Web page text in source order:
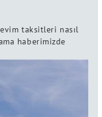
taksitleri nasıl
haberimizde